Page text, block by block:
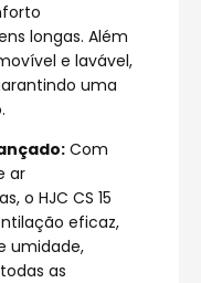
longas. Além
e lavável,
uma
Com
ar
o HJC CS 15
eficaz,
umidade,
as